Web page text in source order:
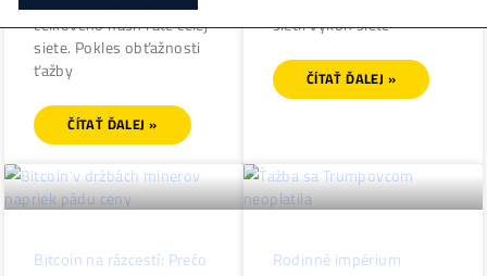
klesajúci indikátor Puell
Multiple a pokles
celkového hash rate celej
siete. Pokles obťažnosti
ťažby
ČÍTAŤ ĎALEJ »
spomalenie
sieti. Výkon siete
Rozumiem